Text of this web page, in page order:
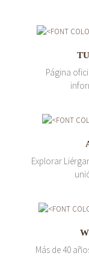
Página
Explorar
Más de 40